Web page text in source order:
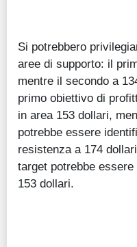
Si potrebbero
aree di supporto: il
mentre il secondo a
primo obiettivo di
in area 153 dollari,
potrebbe essere
resistenza a 174
target potrebbe
153 dollari.